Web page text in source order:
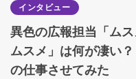
インタビュー
異色の広報担当「ム
ムスメ」は何が凄い
の仕事させてみた